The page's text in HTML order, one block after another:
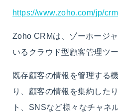
https://www.zoho.com/jp/
Zoho CRMは、ゾーホージ
いるクラウド型顧客管理ツー
既存顧客の情報を管理する
り、顧客の情報を集約した
ト、SNSなど様々なチャネ